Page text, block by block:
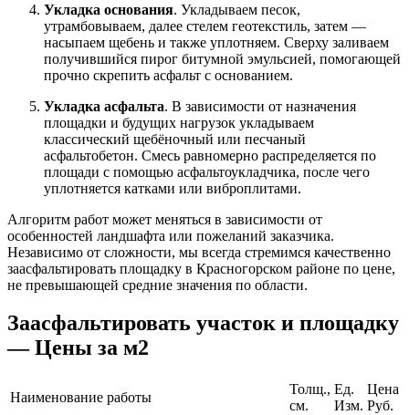
Укладка основания. Укладываем песок,
утрамбовываем, далее стелем геотекстиль, затем —
насыпаем щебень и также уплотняем. Сверху заливаем
получившийся пирог битумной эмульсией, помогающей
прочно скрепить асфальт с основанием.
Укладка асфальта. В зависимости от назначения
площадки и будущих нагрузок укладываем
классический щебёночный или песчаный
асфальтобетон. Смесь равномерно распределяется по
площади с помощью асфальтоукладчика, после чего
уплотняется катками или виброплитами.
Алгоритм работ может меняться в зависимости от
особенностей ландшафта или пожеланий заказчика.
Независимо от сложности, мы всегда стремимся качественно
заасфальтировать площадку в Красногорском районе по цене,
не превышающей средние значения по области.
Заасфальтировать участок и площадку
— Цены за м2
Наименование работы
Толщ.,
см.
Ед.
Изм.
Цена
Руб.